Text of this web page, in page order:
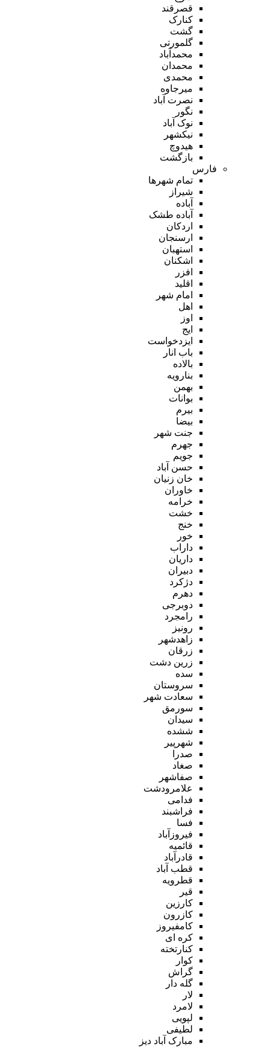
قصرقند
کنارک
گشت
گلمورتی
محمدآباد
محمدان
محمدی
میرجاوه
نصرت آباد
نگور
نوک آباد
نیکشهر
هیدوچ
بازگشت
فارس
تمام شهر‌ها
شیراز
آباده
آباده طشک
اردکان
ارسنجان
استهبان
اشکنان
افزر
اقلید
امام شهر
اهل
اوز
ایج
ایزدخواست
باب انار
بالاده
بنارویه
بهمن
بوانات
بیرم
بیضا
جنت شهر
جهرم
جویم
حسن آباد
خان زنیان
خاوران
خرامه
خشت
خنج
خور
داراب
داریان
دبیران
دژکرد
دهرم
دوبرجی
رامجرد
رونیز
زاهدشهر
زرقان
زرین دشت
سده
سروستان
سعادت شهر
سورمق
سیدان
ششده
شهرپیر
صدرا
صغاد
صفاشهر
علامرودشت
فدامی
فراشبند
فسا
فیروزآباد
قائمیه
قادرآباد
قطب آباد
قطرویه
قیر
کارزین
کازرون
کامفیروز
کره ای
کنارتخته
کوار
گراش
گله دار
لار
لامرد
لپویی
لطیفی
مبارک آباد دیز